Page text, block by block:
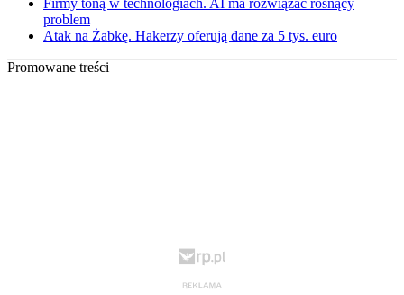
Firmy toną w technologiach. AI ma rozwiązać rosnący
problem
Atak na Żabkę. Hakerzy oferują dane za 5 tys. euro
Promowane treści